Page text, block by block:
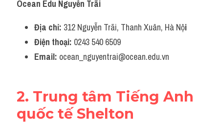
Ocean Edu Nguyễn Trãi
Địa chỉ: 312 Nguyễn Trãi, Thanh Xuân, Hà Nội
Điện thoại: 0243 540 6509
Email: ocean_nguyentrai@ocean.edu.vn
2. Trung tâm Tiếng Anh
quốc tế Shelton